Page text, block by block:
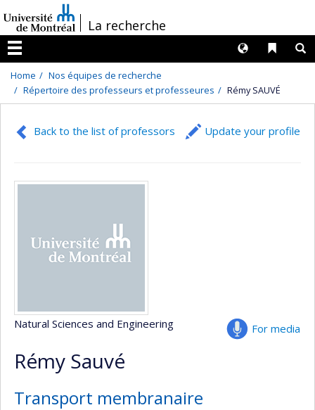
au
contenu
/La recherche
Menu
Liens
Langues
Home
Nos équipes de recherche
Répertoire des professeurs et professeures
Rémy SAUVÉ
Back to the list of professors Update your profile
For media
Natural Sciences and Engineering
Rémy Sauvé
Transport membranaire